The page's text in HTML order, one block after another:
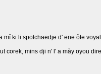
mî ki li spotchaedje d' ene ôte
corek, mins dji n' l' a måy oyou